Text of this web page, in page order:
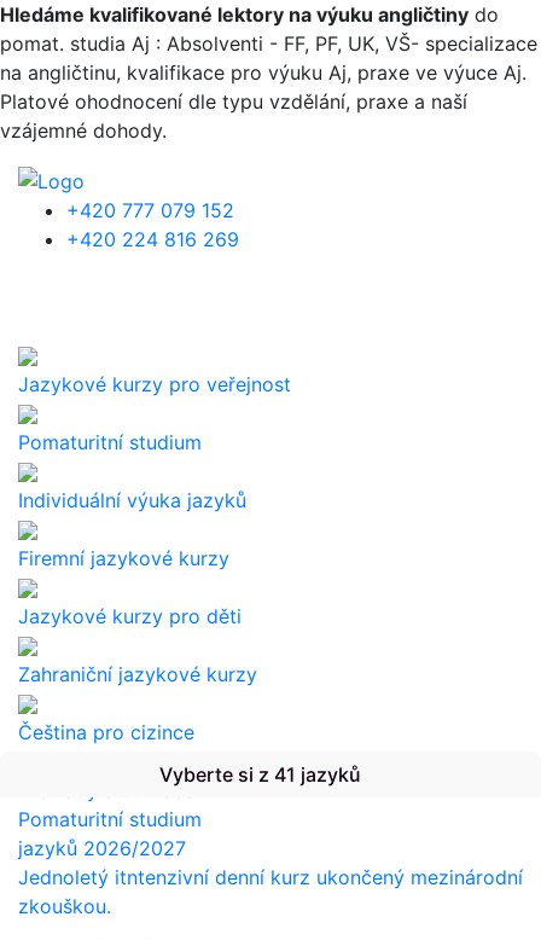
Přejít k hlavnímu obsahu
Hledáme kvalifikované lektory na výuku angličtiny do
pomat. studia Aj : Absolventi - FF, PF, UK, VŠ- specializace
na angličtinu, kvalifikace pro výuku Aj, praxe ve výuce Aj.
Platové ohodnocení dle typu vzdělání, praxe a naší
vzájemné dohody.
+420 777 079 152
+420 224 816 269
Jazykové kurzy pro veřejnost
Pomaturitní studium
Individuální výuka jazyků
Firemní jazykové kurzy
Jazykové kurzy pro děti
Zahraniční jazykové kurzy
Čeština pro cizince
Překlady a tlumočení
Vyberte si z 41 jazyků
Pomaturitní studium
jazyků 2026/2027
Jednoletý itntenzivní denní kurz ukončený mezinárodní
zkouškou.